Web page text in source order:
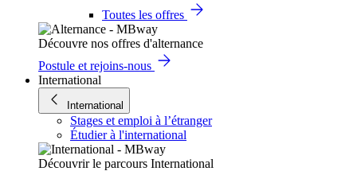
Toutes les offres
Découvre nos offres d'alternance
Postule et rejoins-nous
International
International
Stages et emploi à l’étranger
Étudier à l'international
Découvrir le parcours International